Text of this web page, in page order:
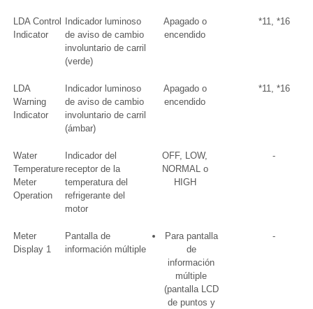
LDA Control
Indicator
Indicador luminoso
de aviso de cambio
involuntario de carril
(verde)
Apagado o
encendido
*11, *16
LDA
Warning
Indicator
Indicador luminoso
de aviso de cambio
involuntario de carril
(ámbar)
Apagado o
encendido
*11, *16
Water
Temperature
Meter
Operation
Indicador del
receptor de la
temperatura del
refrigerante del
motor
OFF, LOW,
NORMAL o
HIGH
-
Meter
Display 1
Pantalla de
información múltiple
Para pantalla
de
información
múltiple
(pantalla LCD
de puntos y
-